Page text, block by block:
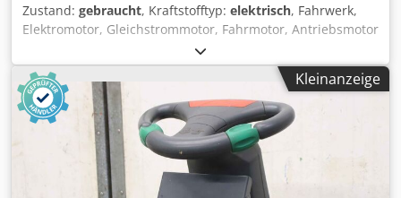
Zustand: gebraucht, Kraftstofftyp: elektrisch, Fahrwerk,
Elektromotor, Gleichstrommotor, Fahrmotor, Antriebsmotor
Komissionierstapler -Hersteller: Jungheinrich, Fahrwerk
Antriebsmotor mit Lenkmotor aus Komissionierstapler Typ:
ECE 20 -Antriebsmotor: juli AF 096-Z5-1 2,5 kW -
Einzelkomponenten: siehe Fotos -Rad: Ø 215 mm -Anzahl:
2x Fahrwerk vorhanden -Preis: pro Stück Chodpfx Akeiy Efxj
Eja -Abmessungen: 390/280/H680 mm -Gewicht: 82 kg/St.
Kleinanzeige